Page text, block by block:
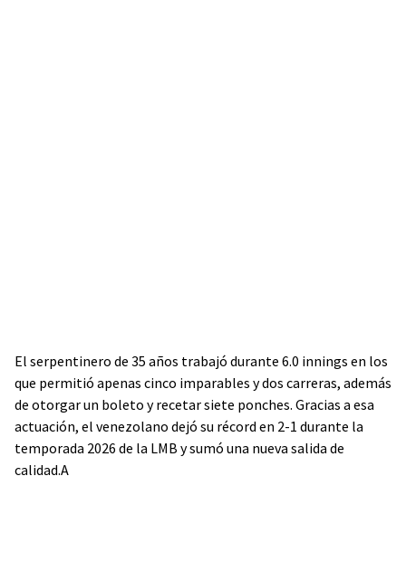
El serpentinero de 35 años trabajó durante 6.0 innings en los
que permitió apenas cinco imparables y dos carreras, además
de otorgar un boleto y recetar siete ponches. Gracias a esa
actuación, el venezolano dejó su récord en 2-1 durante la
temporada 2026 de la LMB y sumó una nueva salida de
calidad.A